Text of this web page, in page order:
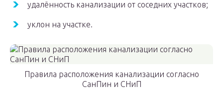
удалённость канализации от соседних участков;
уклон на участке.
Правила расположения канализации согласно
СанПин и СНиП